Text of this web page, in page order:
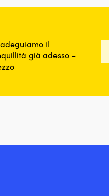
il
già adesso –